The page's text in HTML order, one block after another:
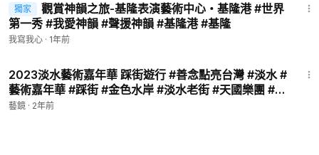
獨家
觀賞神韻之旅-基隆表演藝術中心・基隆港 #世界
第一秀 #我愛神韻 #聲援神韻 #基隆港 #基隆
我寫我心 · 1年前
2023淡水藝術嘉年華 踩街遊行 #善念點亮台灣 #淡水 #
藝術嘉年華 #踩街 #金色水岸 #淡水老街 #天國樂團 #淑
霞作品集 #藝鏡
藝鏡 · 2年前